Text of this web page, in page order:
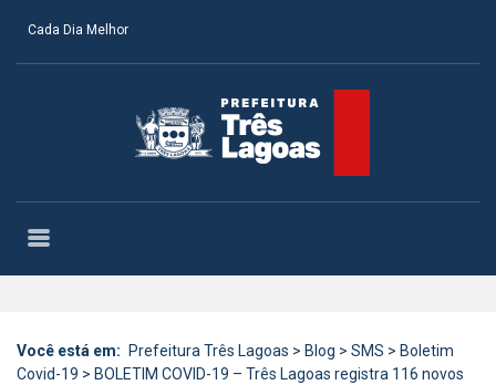
Cada Dia Melhor
Você está em: Prefeitura Três Lagoas > Blog > SMS > Boletim
Covid-19 > BOLETIM COVID-19 – Três Lagoas registra 116 novos